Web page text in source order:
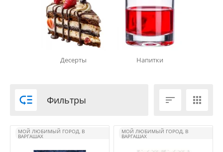
Десерты Напитки
 Фильтры  
МОЙ ЛЮБИМЫЙ ГОРОД, В
ВАРГАШАХ
МОЙ ЛЮБИМЫЙ ГОРОД, В
ВАРГАШАХ